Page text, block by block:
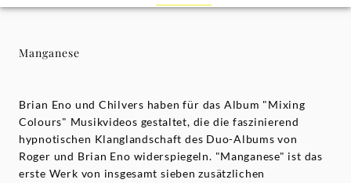
&
Brian
Deutsche
Manganese
Brian Eno und Chilvers haben für das Album "Mixing
Colours" Musikvideos gestaltet, die die faszinierend
hypnotischen Klanglandschaft des Duo-Albums von
Roger und Brian Eno widerspiegeln. "Manganese" ist das
erste Werk von insgesamt sieben zusätzlichen